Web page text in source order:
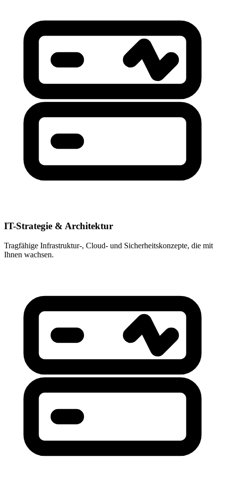
IT-Strategie & Architektur
Tragfähige Infrastruktur-, Cloud- und Sicherheitskonzepte, die mit
Ihnen wachsen.